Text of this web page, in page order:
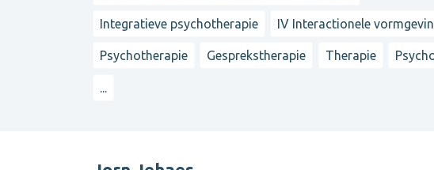
Integratieve psychotherapie IV Interactionele
Psychotherapie Gesprekstherapie Therapie
...